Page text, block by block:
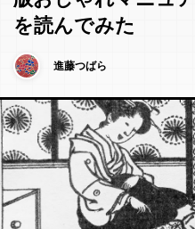
を読んでみた
進藤つばら